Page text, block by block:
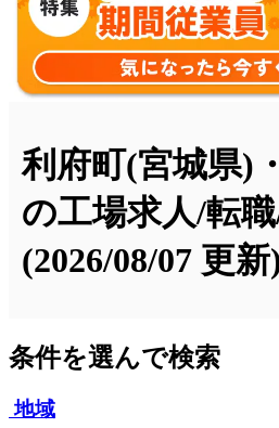
利府町(宮城県)
の工場求人/転
(2026/08/07 更新
条件を選んで検索
地域